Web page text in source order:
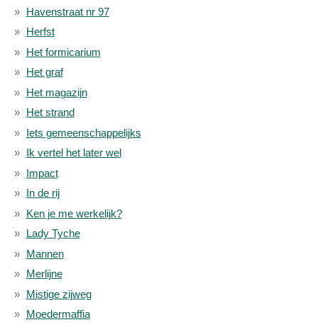
Havenstraat nr 97
Herfst
Het formicarium
Het graf
Het magazijn
Het strand
Iets gemeenschappelijks
Ik vertel het later wel
Impact
In de rij
Ken je me werkelijk?
Lady Tyche
Mannen
Merlijne
Mistige zijweg
Moedermaffia